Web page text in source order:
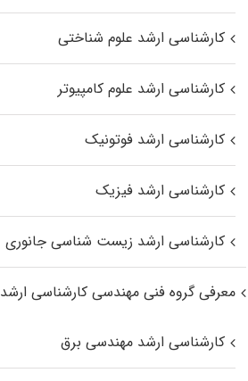
کارشناسی ارشد علوم شناختی
کارشناسی ارشد علوم کامپیوتر
کارشناسی ارشد فوتونیک
کارشناسی ارشد فیزیک
کارشناسی ارشد زیست‌ شناسی جانوری
معرفی گروه فنی مهندسی کارشناسی ارشد
کارشناسی ارشد مهندسی برق